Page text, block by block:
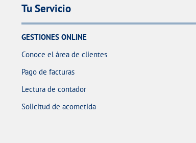
Tu Servicio
GESTIONES ONLINE
Conoce el área de clientes
Pago de facturas
Lectura de contador
Solicitud de acometida